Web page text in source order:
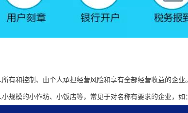
有和控制、由个人承担经营风险和享有全部经营收益的企
规模的小作坊、小饭店等，常见于对名称有要求的企业，如